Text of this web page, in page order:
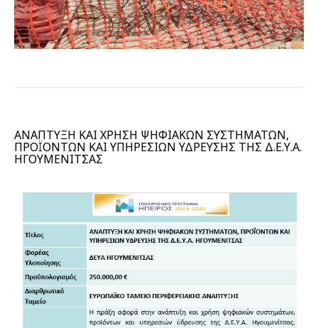
ΑΝΑΠΤΥΞΗ ΚΑΙ ΧΡΗΣΗ ΨΗΦΙΑΚΩΝ ΣΥΣΤΗΜΑΤΩΝ,
ΠΡΟΪΟΝΤΩΝ ΚΑΙ ΥΠΗΡΕΣΙΩΝ ΥΔΡΕΥΣΗΣ ΤΗΣ Δ.Ε.Υ.Α.
ΗΓΟΥΜΕΝΙΤΣΑΣ